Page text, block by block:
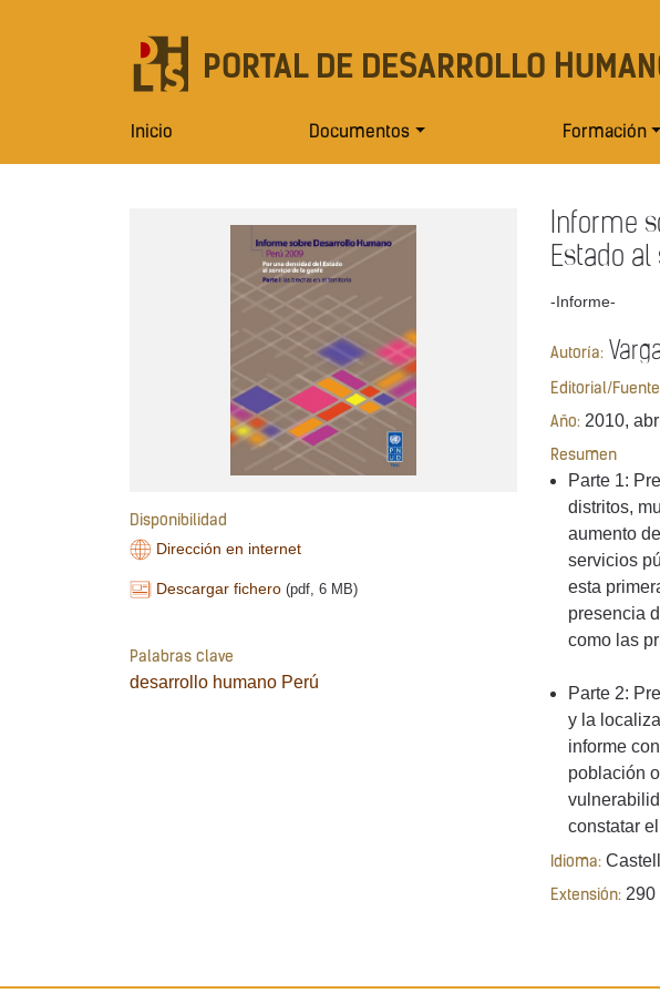
PORTAL DE DESARROLLO
Inicio Documentos Formación
Disponibilidad
Dirección en internet
Descargar fichero (pdf, 6 MB)
Palabras clave
desarrollo humano Perú
Informe
Estado
-Informe-
Autoría:
Editorial/
Año: 2010,
Resumen
Parte 1:
distritos,
aumento
servicios
esta
presencia
como las
Parte 2:
y la
informe
población
constatar
Idioma:
Extensión: 290